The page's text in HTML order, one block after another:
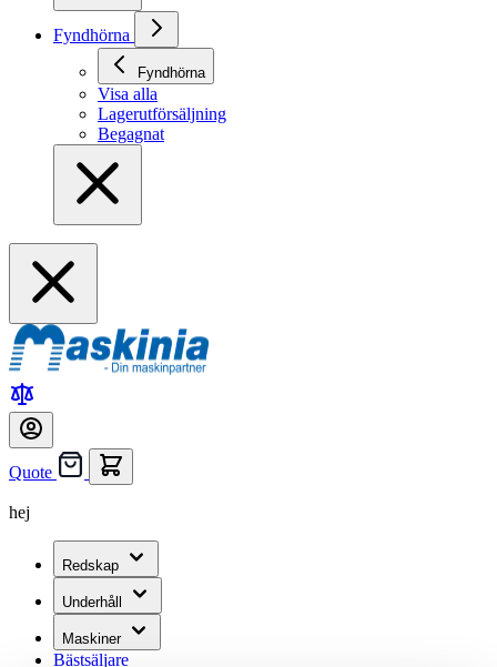
Fyndhörna
Fyndhörna
Visa alla
Lagerutförsäljning
Begagnat
Quote
hej
Redskap
Underhåll
Maskiner
Bästsäljare